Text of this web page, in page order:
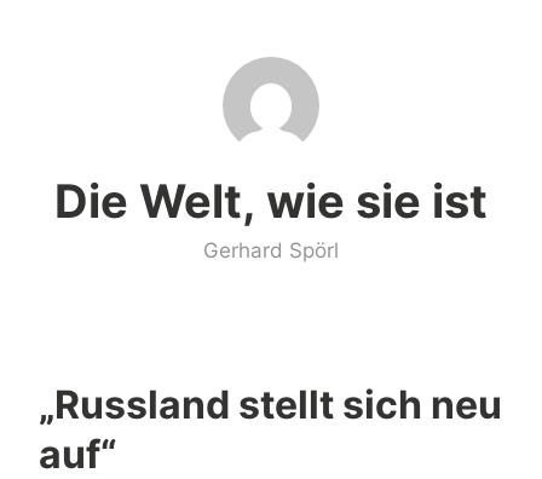
Die Welt, wie sie ist
Gerhard Spörl
„Russland stellt sich neu
auf“